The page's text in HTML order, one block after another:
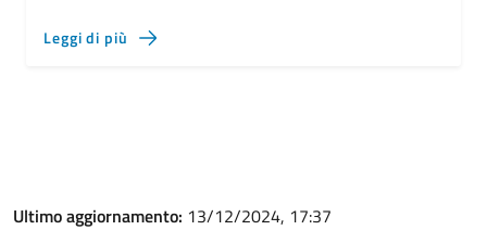
Leggi di più
Ultimo aggiornamento: 13/12/2024, 17:37